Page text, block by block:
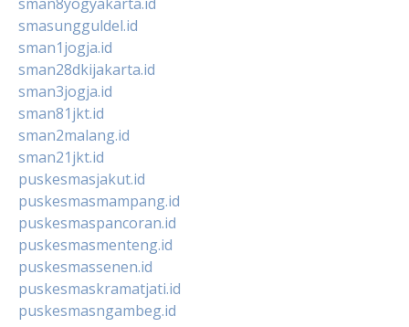
smasungguldel.id
sman1jogja.id
sman28dkijakarta.id
sman3jogja.id
sman81jkt.id
sman2malang.id
sman21jkt.id
puskesmasjakut.id
puskesmasmampang.id
puskesmaspancoran.id
puskesmasmenteng.id
puskesmassenen.id
puskesmaskramatjati.id
puskesmasngambeg.id